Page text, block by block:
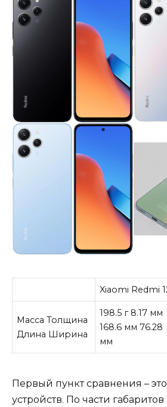
Xiaomi Redmi
Масса Толщина
Длина Ширина
198.5 г 8.17 мм
168.6 мм 76.28
мм
Первый пункт сравнения –
устройств. По части